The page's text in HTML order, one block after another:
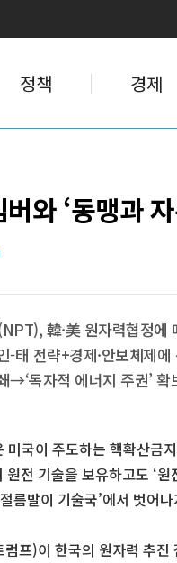
정책 경제
와 ‘동맹과
韓·美 원자력협정에
-태 전략+경제·안보체제
→‘독자적 에너지 주권’ 확
국이 주도하는 핵확산금
전 기술을 보유하고도 ‘
름발이 기술국’에서 벗어
프)이 한국의 원자력 추